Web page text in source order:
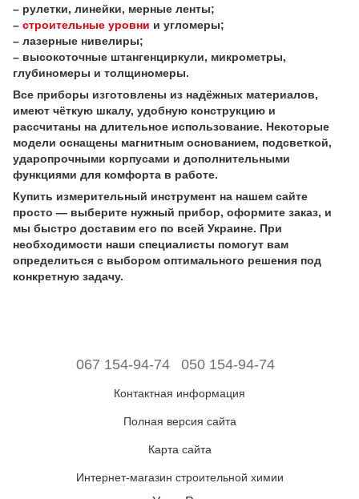
– рулетки, линейки, мерные ленты;
– строительные уровни и угломеры;
– лазерные нивелиры;
– высокоточные штангенциркули, микрометры,
глубиномеры и толщиномеры.
Все приборы изготовлены из надёжных материалов,
имеют чёткую шкалу, удобную конструкцию и
рассчитаны на длительное использование. Некоторые
модели оснащены магнитным основанием, подсветкой,
ударопрочными корпусами и дополнительными
функциями для комфорта в работе.
Купить измерительный инструмент на нашем сайте
просто — выберите нужный прибор, оформите заказ, и
мы быстро доставим его по всей Украине. При
необходимости наши специалисты помогут вам
определиться с выбором оптимального решения под
конкретную задачу.
067 154-94-74 050 154-94-74
Контактная информация
Полная версия сайта
Карта сайта
Интернет-магазин строительной химии